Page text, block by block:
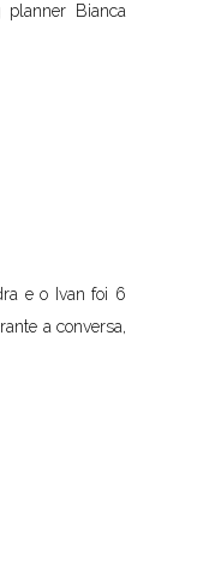
Bianca
e o Ivan foi 6
a conversa,